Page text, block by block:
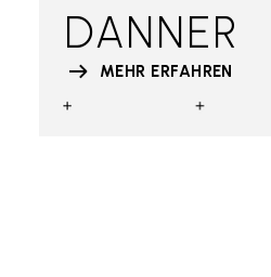
DANNER
MEHR ERFAHREN